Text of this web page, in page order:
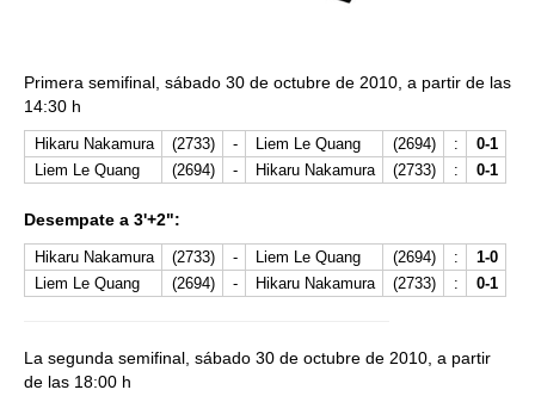
Primera semifinal, sábado 30 de octubre de 2010, a partir de las
14:30 h
Hikaru Nakamura (2733) - Liem Le Quang (2694) :
0-1
Liem Le Quang
(2694) - Hikaru Nakamura (2733) : 0-1
Desempate a 3'+2":
Hikaru Nakamura (2733) - Liem Le Quang (2694) :
1-0
Liem Le Quang
(2694) - Hikaru Nakamura (2733) : 0-1
La segunda semifinal, sábado 30 de octubre de 2010, a partir
de las 18:00 h